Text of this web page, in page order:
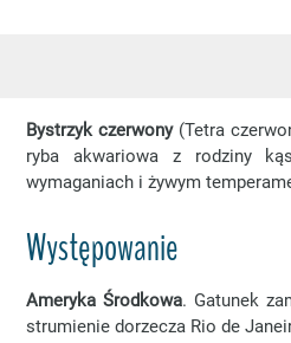
Bystrzyk czerwony(Tetra
ryba akwariowa z rodziny
wymaganiach i żywym
Występowanie
Ameryka Środkowa. Gatunek
strumienie dorzecza Rio de